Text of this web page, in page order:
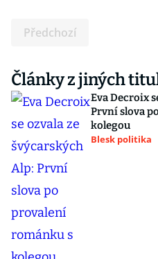
Předchozí
Články z jiných
Eva Decroix
První slova
kolegou
Blesk politika